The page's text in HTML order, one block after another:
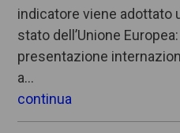
indicatore viene adottato
stato dell’Unione
presentazione
a…
continua